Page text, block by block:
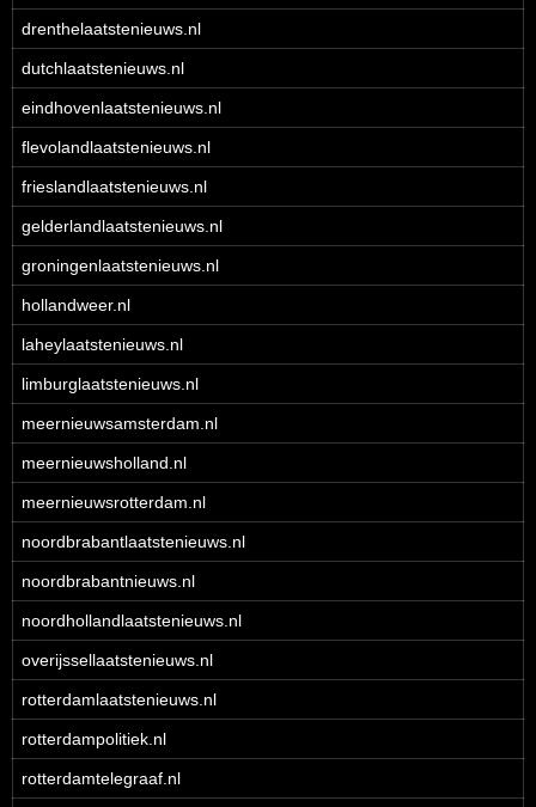
drenthelaatstenieuws.nl
dutchlaatstenieuws.nl
eindhovenlaatstenieuws.nl
flevolandlaatstenieuws.nl
frieslandlaatstenieuws.nl
gelderlandlaatstenieuws.nl
groningenlaatstenieuws.nl
hollandweer.nl
laheylaatstenieuws.nl
limburglaatstenieuws.nl
meernieuwsamsterdam.nl
meernieuwsholland.nl
meernieuwsrotterdam.nl
noordbrabantlaatstenieuws.nl
noordbrabantnieuws.nl
noordhollandlaatstenieuws.nl
overijssellaatstenieuws.nl
rotterdamlaatstenieuws.nl
rotterdampolitiek.nl
rotterdamtelegraaf.nl